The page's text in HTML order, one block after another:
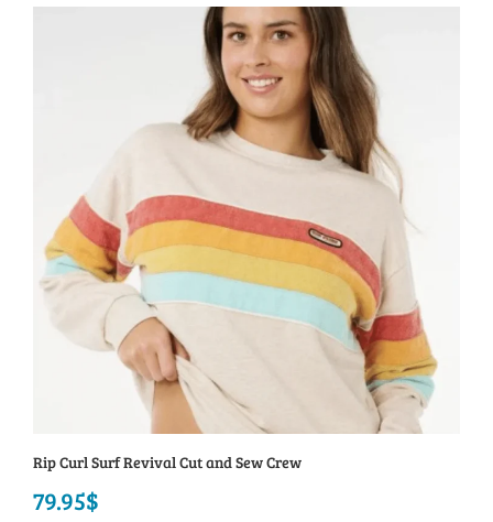
actuel
est :
39.95$.
Rip Curl Surf Revival Cut and Sew Crew
79.95$